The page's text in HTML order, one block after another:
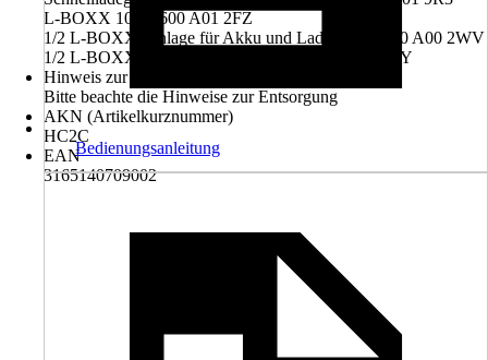
L-BOXX 102 1 600 A01 2FZ
1/2 L-BOXX-Einlage für Akku und Ladegerät 1 600 A00 2WV
1/2 L-BOXX-Einlage für Werkzeug 1 600 A00 2WY
Hinweis zur Entsorgung
Bitte beachte die Hinweise zur Entsorgung
AKN (Artikelkurznummer)
HC2C
EAN
3165140709002
Bedienungsanleitung